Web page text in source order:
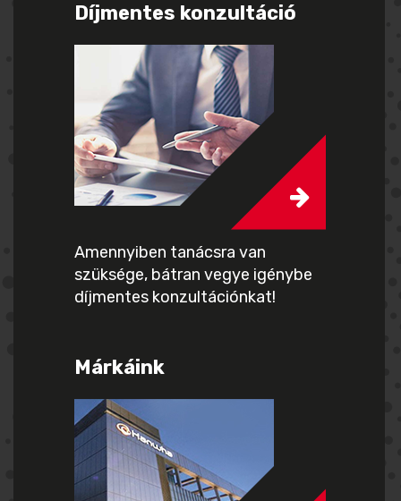
Díjmentes konzultáció
Amennyiben tanácsra van
szüksége, bátran vegye igénybe
díjmentes konzultációnkat!
Márkáink